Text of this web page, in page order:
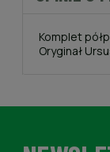
Komplet
Oryginał